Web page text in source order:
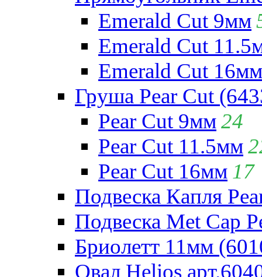
Emerald Cut 9мм
Emerald Cut
Emerald Cut 16мм
Груша Pear Cut
Pear Cut 9мм24
Pear Cut 11.5мм
Pear Cut 16мм 17
Подвеска Капля
Подвеска Met Cap
Бриолетт 11мм
Овал Helios